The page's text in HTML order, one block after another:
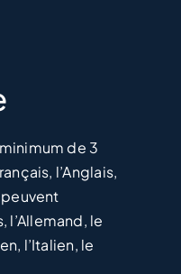
de 3
l’Anglais,
peuvent
le
l’Italien, le